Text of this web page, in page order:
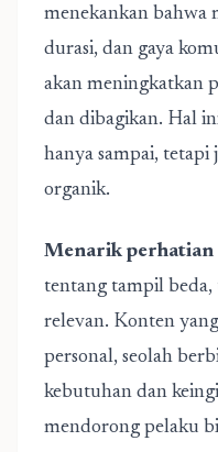
menekankan bahwa
durasi, dan gaya
akan meningkatkan
dan dibagikan. Hal
hanya sampai, tetapi
organik.
Menarik perhatian
tentang tampil
relevan. Konten
personal, seolah
kebutuhan dan
mendorong pelaku